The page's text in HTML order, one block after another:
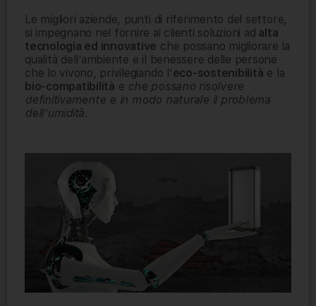
Le migliori aziende, punti di riferimento del settore,
si impegnano nel fornire ai clienti soluzioni ad alta
tecnologia ed innovative che possano migliorare la
qualità dell’ambiente e il benessere delle persone
che lo vivono, privilegiando l’eco-sostenibilità e la
bio-compatibilità e che possano risolvere
definitivamente e in modo naturale il problema
dell’umidità.